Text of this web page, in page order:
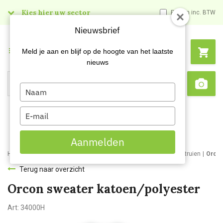
Kies hier uw sector Prijzen inc. BTW
Search
Menu
Home Webshop Werkkleding Bedrijfs- en werkkleding Werktruien
Terug naar overzicht
Orcon sweater katoen/polyester
Art: 34000H
Nieuwsbrief
Meld je aan en blijf op de hoogte van het laatste
nieuws
Type
your
name
Type
your
email
Aanmelden